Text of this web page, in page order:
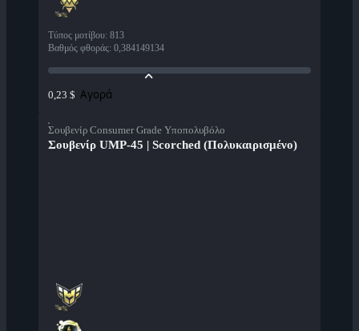
Τύπος μοτίβου: 813
Βαθμός φθοράς: 0,384149134
0,23 $ Αγορά
Σουβενίρ Consumer Grade Υποπολυβόλο
Σουβενίρ UMP-45 | Scorched (Πολυκαιρισμένο)